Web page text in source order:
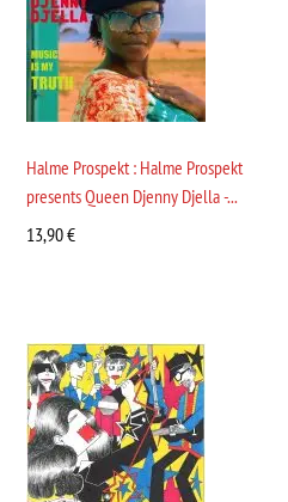
Halme Prospekt : Halme Prospekt
presents Queen Djenny Djella -...
13,90€